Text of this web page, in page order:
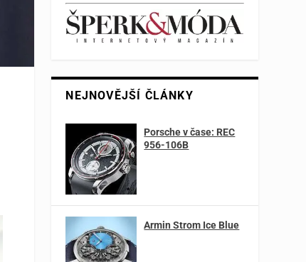
NEJNOVĚJŠÍ ČLÁNKY
Porsche v čase: REC
956-106B
Armin Strom Ice Blue